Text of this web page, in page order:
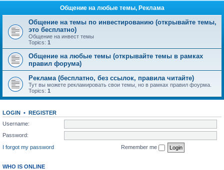
Общение на любые темы, Реклама
Общение на темы по инвестированию (открывайте темы,
это бесплатно)
Общение на инвест темы
Topics: 1
Общение на любые темы (открывайте темы в рамках
правил форума)
Реклама (бесплатно, без ссылок, правила читайте)
Тут вы можете рекламировать свои темы, но в рамках правил фоурма.
Topics: 1
LOGIN • REGISTER
Username:
Password:
I forgot my password
Remember me
WHO IS ONLINE